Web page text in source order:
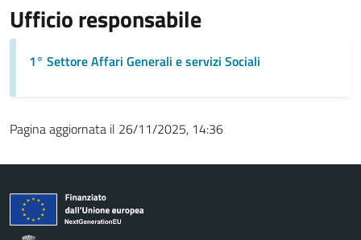
Ufficio responsabile
1° Settore Affari Generali e servizi Sociali
Pagina aggiornata il 26/11/2025, 14:36